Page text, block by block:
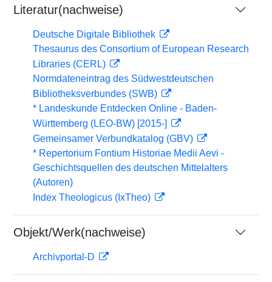
Literatur(nachweise)
Deutsche Digitale Bibliothek
Thesaurus des Consortium of European Research
Libraries (CERL)
Normdateneintrag des Südwestdeutschen
Bibliotheksverbundes (SWB)
* Landeskunde Entdecken Online - Baden-
Württemberg (LEO-BW) [2015-]
Gemeinsamer Verbundkatalog (GBV)
* Repertorium Fontium Historiae Medii Aevi -
Geschichtsquellen des deutschen Mittelalters
(Autoren)
Index Theologicus (IxTheo)
Objekt/Werk(nachweise)
Archivportal-D